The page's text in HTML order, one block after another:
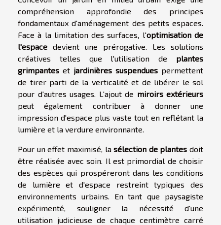
compréhension approfondie des principes
fondamentaux d'aménagement des petits espaces.
Face à la limitation des surfaces, l'optimisation de
l'espace devient une prérogative. Les solutions
créatives telles que l'utilisation de plantes
grimpantes et jardinières suspendues permettent
de tirer parti de la verticalité et de libérer le sol
pour d'autres usages. L'ajout de miroirs extérieurs
peut également contribuer à donner une
impression d'espace plus vaste tout en reflétant la
lumière et la verdure environnante.
Pour un effet maximisé, lasélection de plantes doit
être réalisée avec soin. Il est primordial de choisir
des espèces qui prospéreront dans les conditions
de lumière et d'espace restreint typiques des
environnements urbains. En tant que paysagiste
expérimenté, souligner la nécessité d'une
utilisation judicieuse de chaque centimètre carré